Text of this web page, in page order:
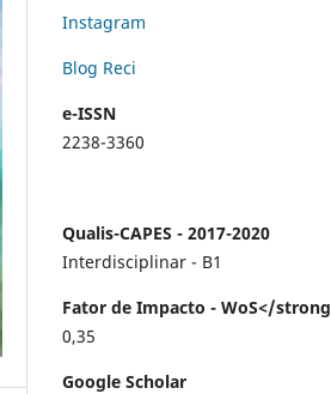
Instagram
Blog Reci
e-ISSN
2238-3360
Qualis-CAPES - 2017-2020
Interdisciplinar - B1
Fator de Impacto - WoS</strong
0,35
Google Scholar